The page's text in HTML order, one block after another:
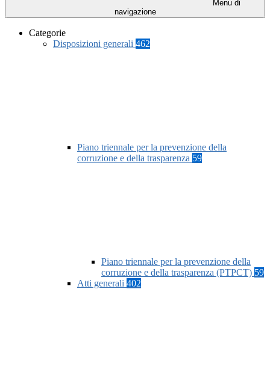
Menu di
navigazione
Categorie
Disposizioni generali 462
Piano triennale per la prevenzione della
corruzione e della trasparenza 59
Piano triennale per la prevenzione della
corruzione e della trasparenza (PTPCT) 59
Atti generali 402